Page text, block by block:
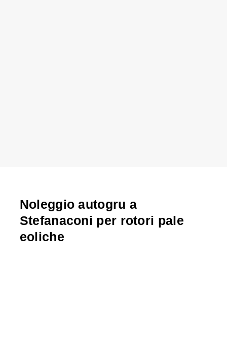
Noleggio autogru a
Stefanaconi per rotori pale
eoliche